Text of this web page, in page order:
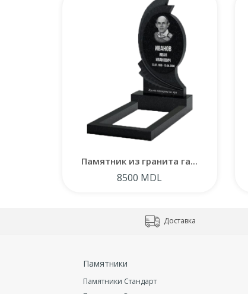
Памятник из гранита га...
8500 MDL
Доставка
Памятники
Памятники Стандарт